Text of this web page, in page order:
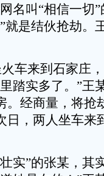
名叫“相信一切
就是结伙抢劫。
来到石家庄
踏实多了。”王
。经商量，将抢
日，两人坐车来
”的张某，其